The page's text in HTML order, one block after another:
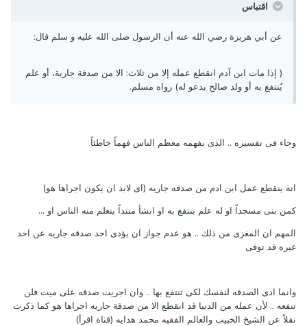
اقتباس
عن أبي هريرة رضي الله عنه أن الرسول صلى الله عليه و سلم قال:
( إذا مات ابن آدم انقطع عمله إلا من ثلاث: الا من صدقة جارية، أو علم
يُنتفع به أو ولد صالح يدعو له) رواه مسلم.
وجاء فى تفسيره .. الذى يفهمه معظم الناس فهماً خاطئاً
انه ينقطع عمل ابن ادم من صدقه جاريه (اى لابد ان يكون اجراها هو)
كمن بنى مسجداً او له علم ينتفع به او انشأ منتداً يتعلم منه الناس او ...
المهم ان المغزى من ذلك .. هو عدم جواز ان يؤدى احد صدقه جاريه عن احد
غيره قد توفى
وانما ادى الصدقه لنفسك لكى تنتفع بها .. وان اجريت صدقه على ميت فلن
تنفعه .. لأن عمله من الدنيا قد انقطع الا من صدقة جاريه اجراها هو كما ذكرت
نقلاً عن الشيخ الحبيب والعالم الفقيه محمد هدايه (قناة اقرأ)